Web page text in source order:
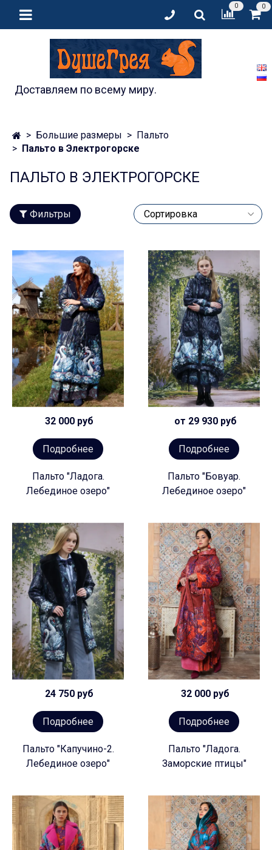
0 0
Доставляем по всему миру.
Большие размеры
Пальто
Пальто в Электрогорске
ПАЛЬТО В ЭЛЕКТРОГОРСКЕ
Фильтры
32 000 руб
Подробнее
Пальто "Ладога.
Лебединое озеро"
от 29 930 руб
Подробнее
Пальто "Бовуар.
Лебединое озеро"
24 750 руб
Подробнее
Пальто "Капучино-2.
Лебединое озеро"
32 000 руб
Подробнее
Пальто "Ладога.
Заморские птицы"